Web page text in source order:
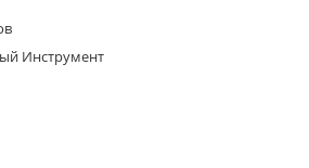
Инструмент